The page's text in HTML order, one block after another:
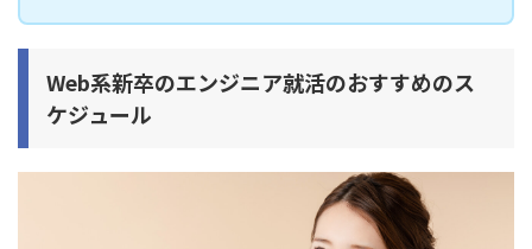
Web系新卒のエンジニア就活のおすすめのス
ケジュール